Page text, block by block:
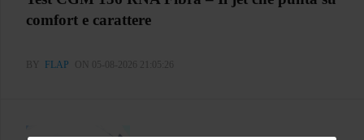
comfort e carattere
BY FLAP ON 05-08-2026 21:05:26